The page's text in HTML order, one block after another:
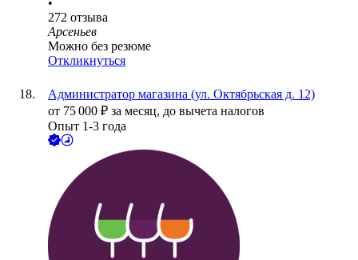
•
272 отзыва
Арсеньев
Можно без резюме
Откликнуться
Администратор магазина (ул. Октябрьская д. 12)
от 75 000 ₽ за месяц, до вычета налогов
Опыт 1-3 года